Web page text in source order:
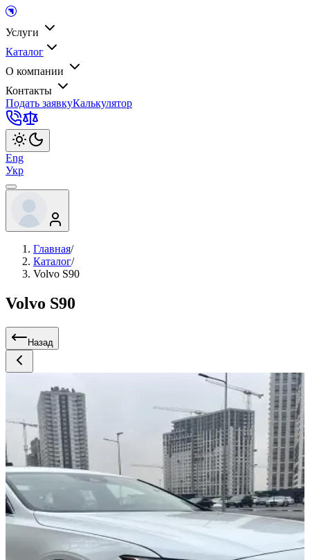
Услуги
Каталог
О компании
Контакты
Подать заявкуКалькулятор
Eng
Укр
Главная/
Каталог/
Volvo S90
Volvo S90
Назад